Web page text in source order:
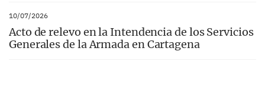
10/07/2026
Acto de relevo en la Intendencia de los Servicios
Generales de la Armada en Cartagena